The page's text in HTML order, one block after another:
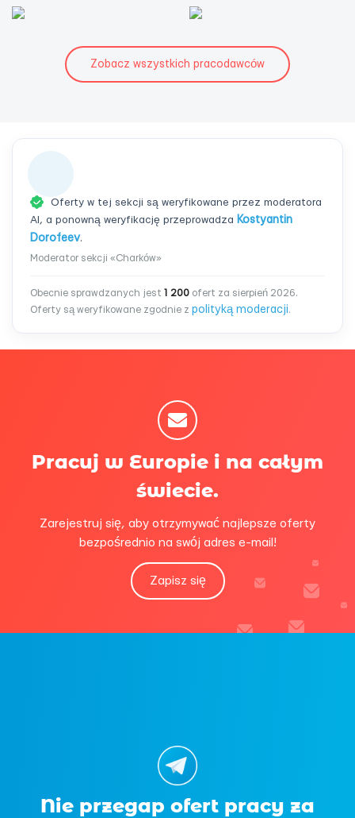
Zobacz wszystkich pracodawców
Oferty w tej sekcji są weryfikowane przez moderatora
AI, a ponowną weryfikację przeprowadza Kostyantin
Dorofeev.
Moderator sekcji «Charków»
Obecnie sprawdzanych jest 1 200 ofert za sierpień 2026.
Oferty są weryfikowane zgodnie z polityką moderacji.
Pracuj w Europie i na całym
świecie.
Zarejestruj się, aby otrzymywać najlepsze oferty
bezpośrednio na swój adres e-mail!
Zapisz się
Nie przegap ofert pracy za